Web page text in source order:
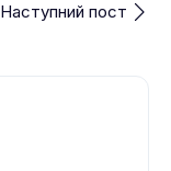
Наступний пост